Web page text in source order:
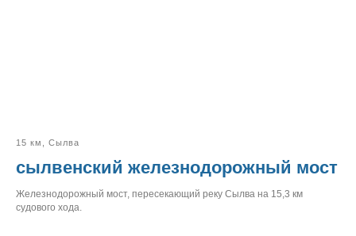
15 км, Сылва
сылвенский железнодорожный мост
Железнодорожный мост, пересекающий реку Сылва на 15,3 км
судового хода.